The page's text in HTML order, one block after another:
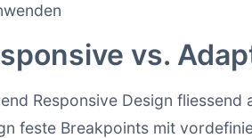
vs.
Responsive Design
feste Breakpoints mit